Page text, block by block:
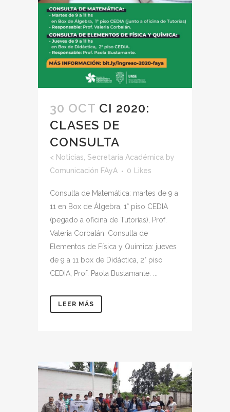
30 OCT CI 2020:
CLASES DE
CONSULTA
< Noticias Secretaría Académica by
Comunicación FAyA
0 Likes
Consulta de Matemática: martes de 9 a
11 en Box de Álgebra, 1° piso CEDIA
(pegado a oficina de Tutorías), Prof.
Valeria Corbalán. Consulta de
Elementos de Física y Química: jueves
de 9 a 11 box de Didáctica, 2° piso
CEDIA, Prof. Paola Bustamante. ...
LEER MÁS